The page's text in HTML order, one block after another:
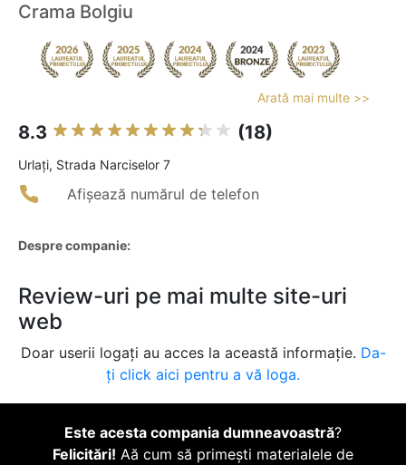
Crama Bolgiu
Arată mai multe >>
8.3 (18)
Urlaţi, Strada Narciselor 7
Afișează numărul de telefon
Despre companie:
Review-uri pe mai multe site-uri
web
Doar userii logați au acces la această informație. Da-
ți click aici pentru a vă loga.
Este acesta compania dumneavoastră?
Felicitări! Aă cum să primești materialele de